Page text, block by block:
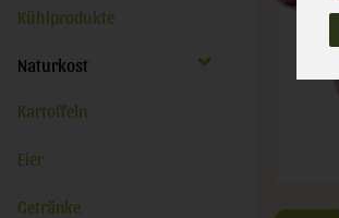
Kühlprodukte
Naturkost
Kartoffeln
Eier
Getränke